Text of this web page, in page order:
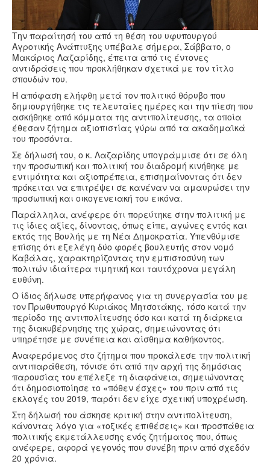
Αθλητικά
Βίντεο
Συνταγές
Την παραίτησή του από τη θέση του υφυπουργού
Αγροτικής Ανάπτυξης υπέβαλε σήμερα, Σάββατο, ο
Μακάριος Λαζαρίδης, έπειτα από τις έντονες
αντιδράσεις που προκλήθηκαν σχετικά με τον τίτλο
σπουδών του.
Η απόφαση ελήφθη μετά τον πολιτικό θόρυβο που
δημιουργήθηκε τις τελευταίες ημέρες και την πίεση που
ασκήθηκε από κόμματα της αντιπολίτευσης, τα οποία
έθεσαν ζήτημα αξιοπιστίας γύρω από τα ακαδημαϊκά
του προσόντα.
Σε δήλωσή του, ο κ. Λαζαρίδης υπογράμμισε ότι σε όλη
την προσωπική και πολιτική του διαδρομή κινήθηκε με
εντιμότητα και αξιοπρέπεια, επισημαίνοντας ότι δεν
πρόκειται να επιτρέψει σε κανέναν να αμαυρώσει την
προσωπική και οικογενειακή του εικόνα.
Παράλληλα, ανέφερε ότι πορεύτηκε στην πολιτική με
τις ίδιες αξίες, δίνοντας, όπως είπε, αγώνες εντός και
εκτός της Βουλής με τη Νέα Δημοκρατία. Υπενθύμισε
επίσης ότι εξελέγη δύο φορές βουλευτής στον νομό
Καβάλας, χαρακτηρίζοντας την εμπιστοσύνη των
πολιτών ιδιαίτερα τιμητική και ταυτόχρονα μεγάλη
ευθύνη.
Ο ίδιος δήλωσε υπερήφανος για τη συνεργασία του με
τον Πρωθυπουργό Κυριάκος Μητσοτάκης, τόσο κατά την
περίοδο της αντιπολίτευσης όσο και κατά τη διάρκεια
της διακυβέρνησης της χώρας, σημειώνοντας ότι
υπηρέτησε με συνέπεια και αίσθημα καθήκοντος.
Αναφερόμενος στο ζήτημα που προκάλεσε την πολιτική
αντιπαράθεση, τόνισε ότι από την αρχή της δημόσιας
παρουσίας του επέλεξε τη διαφάνεια, σημειώνοντας
ότι δημοσιοποίησε το «πόθεν έσχες» του πριν από τις
εκλογές του 2019, παρότι δεν είχε σχετική υποχρέωση.
Στη δήλωσή του άσκησε κριτική στην αντιπολίτευση,
κάνοντας λόγο για «τοξικές επιθέσεις» και προσπάθεια
πολιτικής εκμετάλλευσης ενός ζητήματος που, όπως
ανέφερε, αφορά γεγονός που συνέβη πριν από σχεδόν
20 χρόνια.